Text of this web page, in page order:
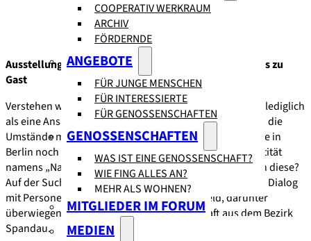
COOPERATIV WERKRAUM
ARCHIV
FÖRDERNDE
ANGEBOTE
FÜR JUNGE MENSCHEN
FÜR INTERESSIERTE
FÜR GENOSSENSCHAFTEN
GENOSSENSCHAFTEN
WAS IST EINE GENOSSENSCHAFT?
WIE FING ALLES AN?
MEHR ALS WOHNEN?
MITGLIEDER IM FORUM
MEDIEN
Ausstellung vom 7. November bis 20. Dezember bei uns zu
Gast
Verstehen wir uns als Gemeinschaft oder sehen wir uns lediglich
als eine Ansammlung einzelner Personen, die nur durch die
Umstände miteinander zu tun haben? Gibt es heutzutage in
Berlin noch so etwas wie eine gemeinsam gefühlte Identität
namens „Nachbarschaft“ und wenn ja, wie gestaltet sich diese?
Auf der Suche nach Antworten tritt die Künstlerin in den Dialog
mit Personen aus ihrem direkten Wohnumfeld, darunter
überwiegend Mieter einer Baugenossenschaft aus dem Bezirk
Spandau.